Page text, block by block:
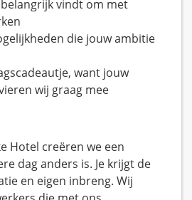
vindt om met
die jouw ambitie
want jouw
wij graag mee
Hotel creëren we een
dag anders is. Je krijgt de
en eigen inbreng. Wij